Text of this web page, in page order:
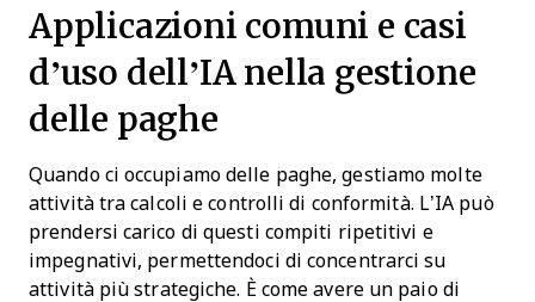
Applicazioni comuni e casi
d’uso dell’IA nella gestione
delle paghe
Quando ci occupiamo delle paghe, gestiamo molte
attività tra calcoli e controlli di conformità. L’IA può
prendersi carico di questi compiti ripetitivi e
impegnativi, permettendoci di concentrarci su
attività più strategiche. È come avere un paio di